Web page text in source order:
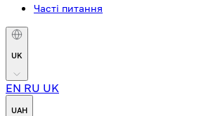
Часті питання
UK
EN RU UK
UAH